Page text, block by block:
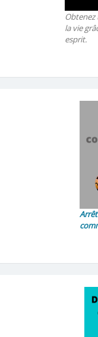
Obtenez
la vie
esprit.